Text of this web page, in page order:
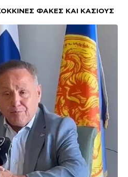
ΦΑΚΕΣ ΚΑΙ ΚΑΣΙΟΥΣ